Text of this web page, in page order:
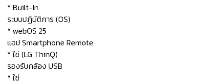
* Built-In
ระบบปฏิบัติการ (OS)
* webOS 25
แอป Smartphone Remote
* ใช่ (LG ThinQ)
รองรับกล้อง USB
* ใช่